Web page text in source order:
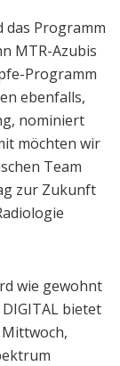
das Programm
MTR-Azubis
Programm
ebenfalls,
nominiert
möchten wir
Team
zur Zukunft
wie gewohnt
bietet
Mittwoch,